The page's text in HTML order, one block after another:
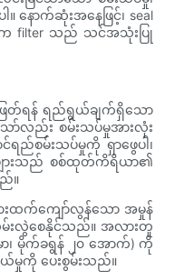
နောက်ဆုံးအနေဖြင့်၊ seal
က filter သည် သင်အသုံးပြု
ဖြတ်ရန် ရည်ရွယ်ချက်ရှိသော
လည်း စမ်းသပ်မှုအားလုံး
စမ်းသပ်မှုကို ရှာဖွေပါ၊
များသည် စစ်ထုတ်ကိရိယာ၏
။
းထက်ကျော်လွန်သော အမှုန်
လမ်းလွဲစေနိုင်သည်။ အလားတူ
ာ၊ မိုက်ခရွန် ၂၀ အောက်) ကို
ယ်မှုကို ပေးစွမ်းသည်။